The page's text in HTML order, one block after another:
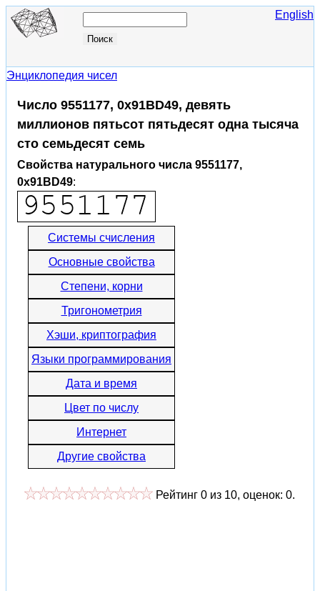
English
Энциклопедия чисел
Число 9551177, 0x91BD49, девять
миллионов пятьсот пятьдесят одна тысяча
сто семьдесят семь
Свойства натурального числа 9551177,
0x91BD49:
Системы счисления
Основные свойства
Степени, корни
Тригонометрия
Хэши, криптография
Языки программирования
Дата и время
Цвет по числу
Интернет
Другие свойства
Рейтинг 0 из 10, оценок: 0.